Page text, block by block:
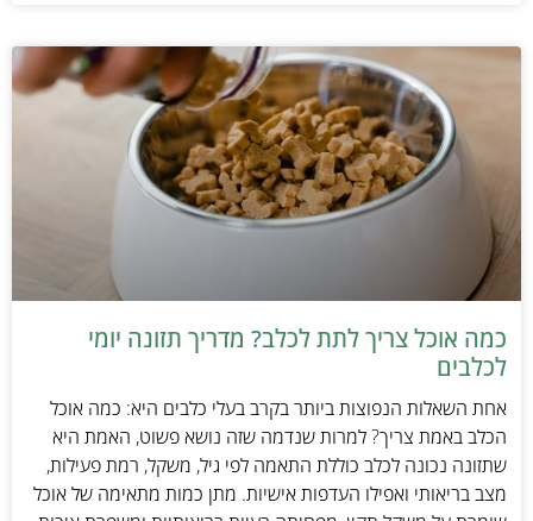
כמה אוכל צריך לתת לכלב? מדריך תזונה יומי
לכלבים
אחת השאלות הנפוצות ביותר בקרב בעלי כלבים היא: כמה אוכל
הכלב באמת צריך? למרות שנדמה שזה נושא פשוט, האמת היא
שתזונה נכונה לכלב כוללת התאמה לפי גיל, משקל, רמת פעילות,
מצב בריאותי ואפילו העדפות אישיות. מתן כמות מתאימה של אוכל